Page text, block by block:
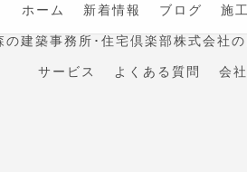
ホーム 新着情報 ブログ 施
の建築事務所･住宅倶楽部株式会社
サービス
よくある質問 会